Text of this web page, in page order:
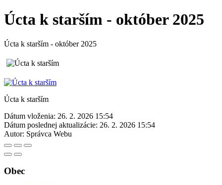
Úcta k starším - október 2025
Úcta k starším - október 2025
Úcta k starším
Dátum vloženia: 26. 2. 2026 15:54
Dátum poslednej aktualizácie: 26. 2. 2026 15:54
Autor: Správca Webu
Obec